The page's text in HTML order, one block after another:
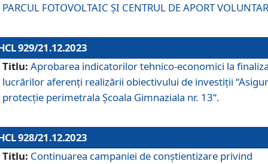
PARCUL FOTOVOLTAIC ȘI CENTRUL DE APORT
929/21.12.2023
Titlu: Aprobarea indicatorilor tehnico-economici la
lucrărilor aferenți realizării obiectivului de investiții
protecție perimetrala Școala Gimnaziala nr. 13“.
928/21.12.2023
Titlu: Continuarea campaniei de conștientizare privind